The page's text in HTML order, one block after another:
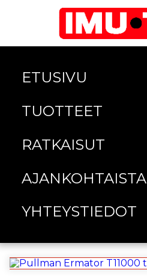
ETUSIVU
TUOTTEET
RATKAISUT
AJANKOHTAISTA
YHTEYSTIEDOT